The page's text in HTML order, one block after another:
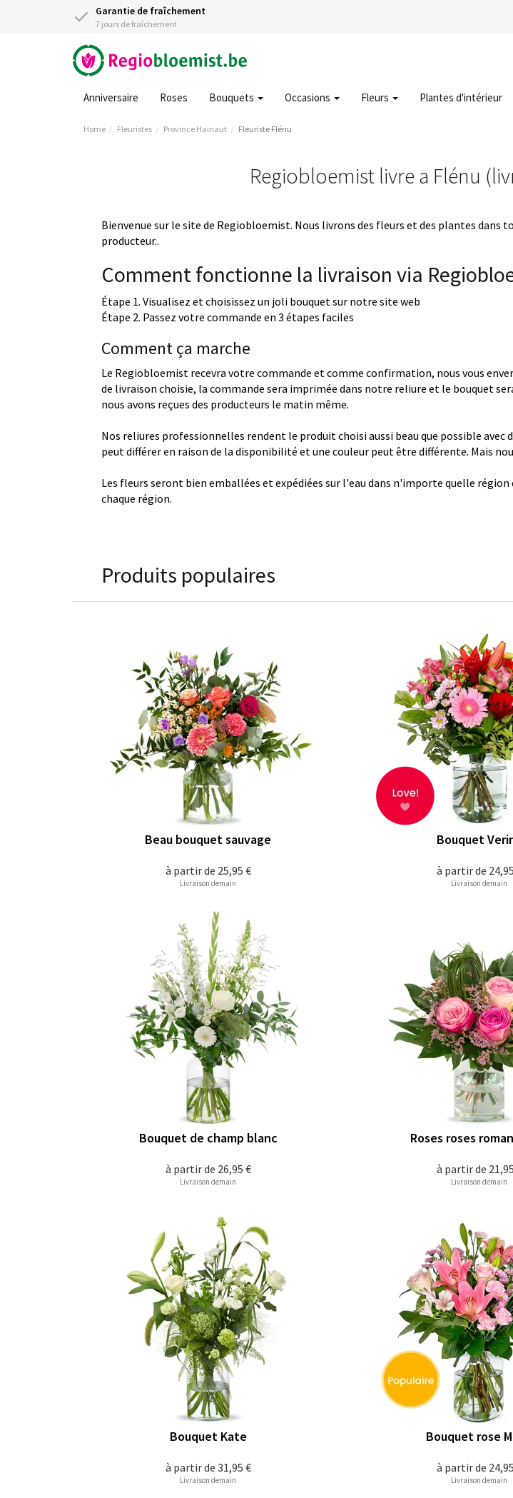
Garantie de fraîchement
7 jours de fraîchement
Anniversaire Roses Bouquets Occasions Fleurs Plantes d'intérieur
Home Fleuristes Province Hainaut Fleuriste Flénu
Regiobloemist livre a Flénu
Bienvenue sur le site de Regiobloemist. Nous livrons des fleurs et des plantes dans
producteur..
Comment fonctionne la livraison via
Étape 1. Visualisez et choisissez un joli bouquet sur notre site web
Étape 2. Passez votre commande en 3 étapes faciles
Comment ça marche
Le Regiobloemist recevra votre commande et comme confirmation, nous vous
de livraison choisie, la commande sera imprimée dans notre reliure et le bouquet
nous avons reçues des producteurs le matin même.
Nos reliures professionnelles rendent le produit choisi aussi beau que possible
peut différer en raison de la disponibilité et une couleur peut être différente. Mais
Les fleurs seront bien emballées et expédiées sur l'eau dans n'importe quelle
chaque région.
Produits populaires
à partir de 25,95 €
Beau bouquet sauvage
Livraison demain
à partir de
Bouquet
Livraison demain
à partir de 26,95 €
Bouquet de champ blanc
Livraison demain
à partir de
Roses roses
Livraison demain
à partir de 31,95 €
Bouquet Kate
Livraison demain
à partir de
Bouquet rose
Livraison demain